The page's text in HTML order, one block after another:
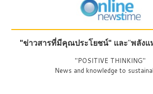
"ข่าวสารที่มีคุณประโยชน์" และ"พลังแ
"POSITIVE THINKING"
News and knowledge to